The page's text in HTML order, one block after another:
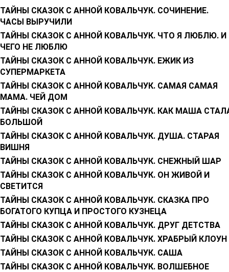
ТАЙНЫ СКАЗОК С АННОЙ КОВАЛЬЧУК. СОЧИНЕНИЕ.
ЧАСЫ ВЫРУЧИЛИ
ТАЙНЫ СКАЗОК С АННОЙ КОВАЛЬЧУК. ЧТО Я ЛЮБЛЮ. И
ЧЕГО НЕ ЛЮБЛЮ
ТАЙНЫ СКАЗОК С АННОЙ КОВАЛЬЧУК. ЕЖИК ИЗ
СУПЕРМАРКЕТА
ТАЙНЫ СКАЗОК С АННОЙ КОВАЛЬЧУК. САМАЯ САМАЯ
МАМА. ЧЕЙ ДОМ
ТАЙНЫ СКАЗОК С АННОЙ КОВАЛЬЧУК. КАК МАША
БОЛЬШОЙ
ТАЙНЫ СКАЗОК С АННОЙ КОВАЛЬЧУК. ДУША. СТАРАЯ
ВИШНЯ
ТАЙНЫ СКАЗОК С АННОЙ КОВАЛЬЧУК. СНЕЖНЫЙ ШАР
ТАЙНЫ СКАЗОК С АННОЙ КОВАЛЬЧУК. ОН ЖИВОЙ И
СВЕТИТСЯ
ТАЙНЫ СКАЗОК С АННОЙ КОВАЛЬЧУК. СКАЗКА ПРО
БОГАТОГО КУПЦА И ПРОСТОГО КУЗНЕЦА
ТАЙНЫ СКАЗОК С АННОЙ КОВАЛЬЧУК. ДРУГ ДЕТСТВА
ТАЙНЫ СКАЗОК С АННОЙ КОВАЛЬЧУК. ХРАБРЫЙ КЛОУН
ТАЙНЫ СКАЗОК С АННОЙ КОВАЛЬЧУК. САША
ТАЙНЫ СКАЗОК С АННОЙ КОВАЛЬЧУК. ВОЛШЕБНОЕ